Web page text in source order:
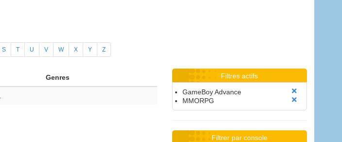
S T U V W X Y Z
Genres Filtres actifs
GameBoy Advance
MMORPG
Filtrer par console